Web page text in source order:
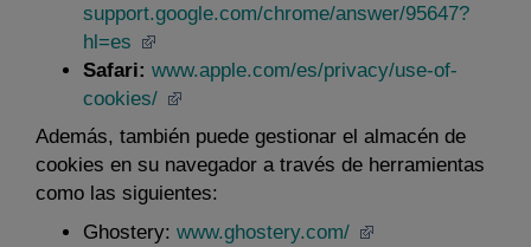
support.google.com/chrome/answer/95647?
hl=es
Safari: www.apple.com/es/privacy/use-of-
cookies/
Además, también puede gestionar el almacén de
cookies en su navegador a través de herramientas
como las siguientes:
Ghostery: www.ghostery.com/